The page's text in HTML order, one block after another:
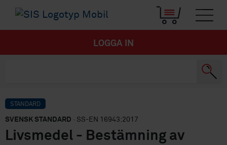
LOGGA IN
STANDARD
SVENSK STANDARD · SS-EN 16943:2017
Livsmedel - Bestämning av